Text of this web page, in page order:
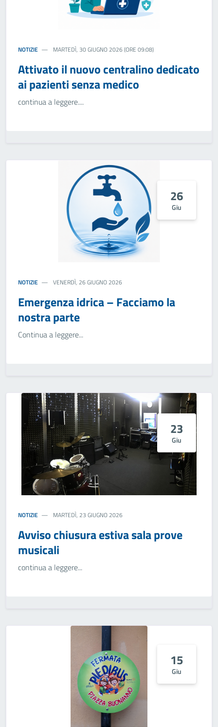
NOTIZIE MARTEDÌ, 30 GIUGNO 2026 (ORE 09:08)
Attivato il nuovo centralino dedicato
ai pazienti senza medico
continua a leggere....
26
Giu
NOTIZIE VENERDÌ, 26 GIUGNO 2026
Emergenza idrica – Facciamo la
nostra parte
Continua a leggere...
23
Giu
NOTIZIE MARTEDÌ, 23 GIUGNO 2026
Avviso chiusura estiva sala prove
musicali
continua a leggere...
15
Giu